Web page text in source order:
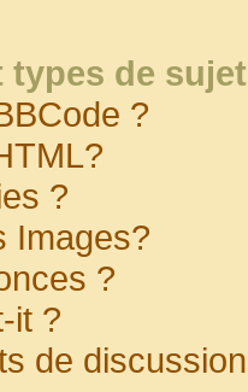
types de
?
?
Images?
?
it ?
de